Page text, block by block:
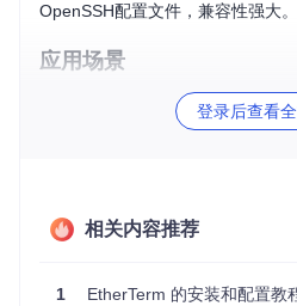
OpenSSH配置文件，兼容性强大。
应用场景
lssh广泛适用于多种工作场景：
关服务器，提高协作效率。
故障排查
数据同步：利用lscp模块实现复
登录后查看
相关内容推荐
1 EtherTerm 的安装和配置教